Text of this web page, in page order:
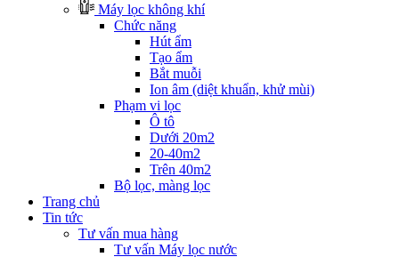
Máy lọc không khí
Chức năng
Hút ẩm
Tạo ẩm
Bắt muỗi
Ion âm (diệt khuẩn, khử mùi)
Phạm vi lọc
Ô tô
Dưới 20m2
20-40m2
Trên 40m2
Bộ lọc, màng lọc
Trang chủ
Tin tức
Tư vấn mua hàng
Tư vấn Máy lọc nước